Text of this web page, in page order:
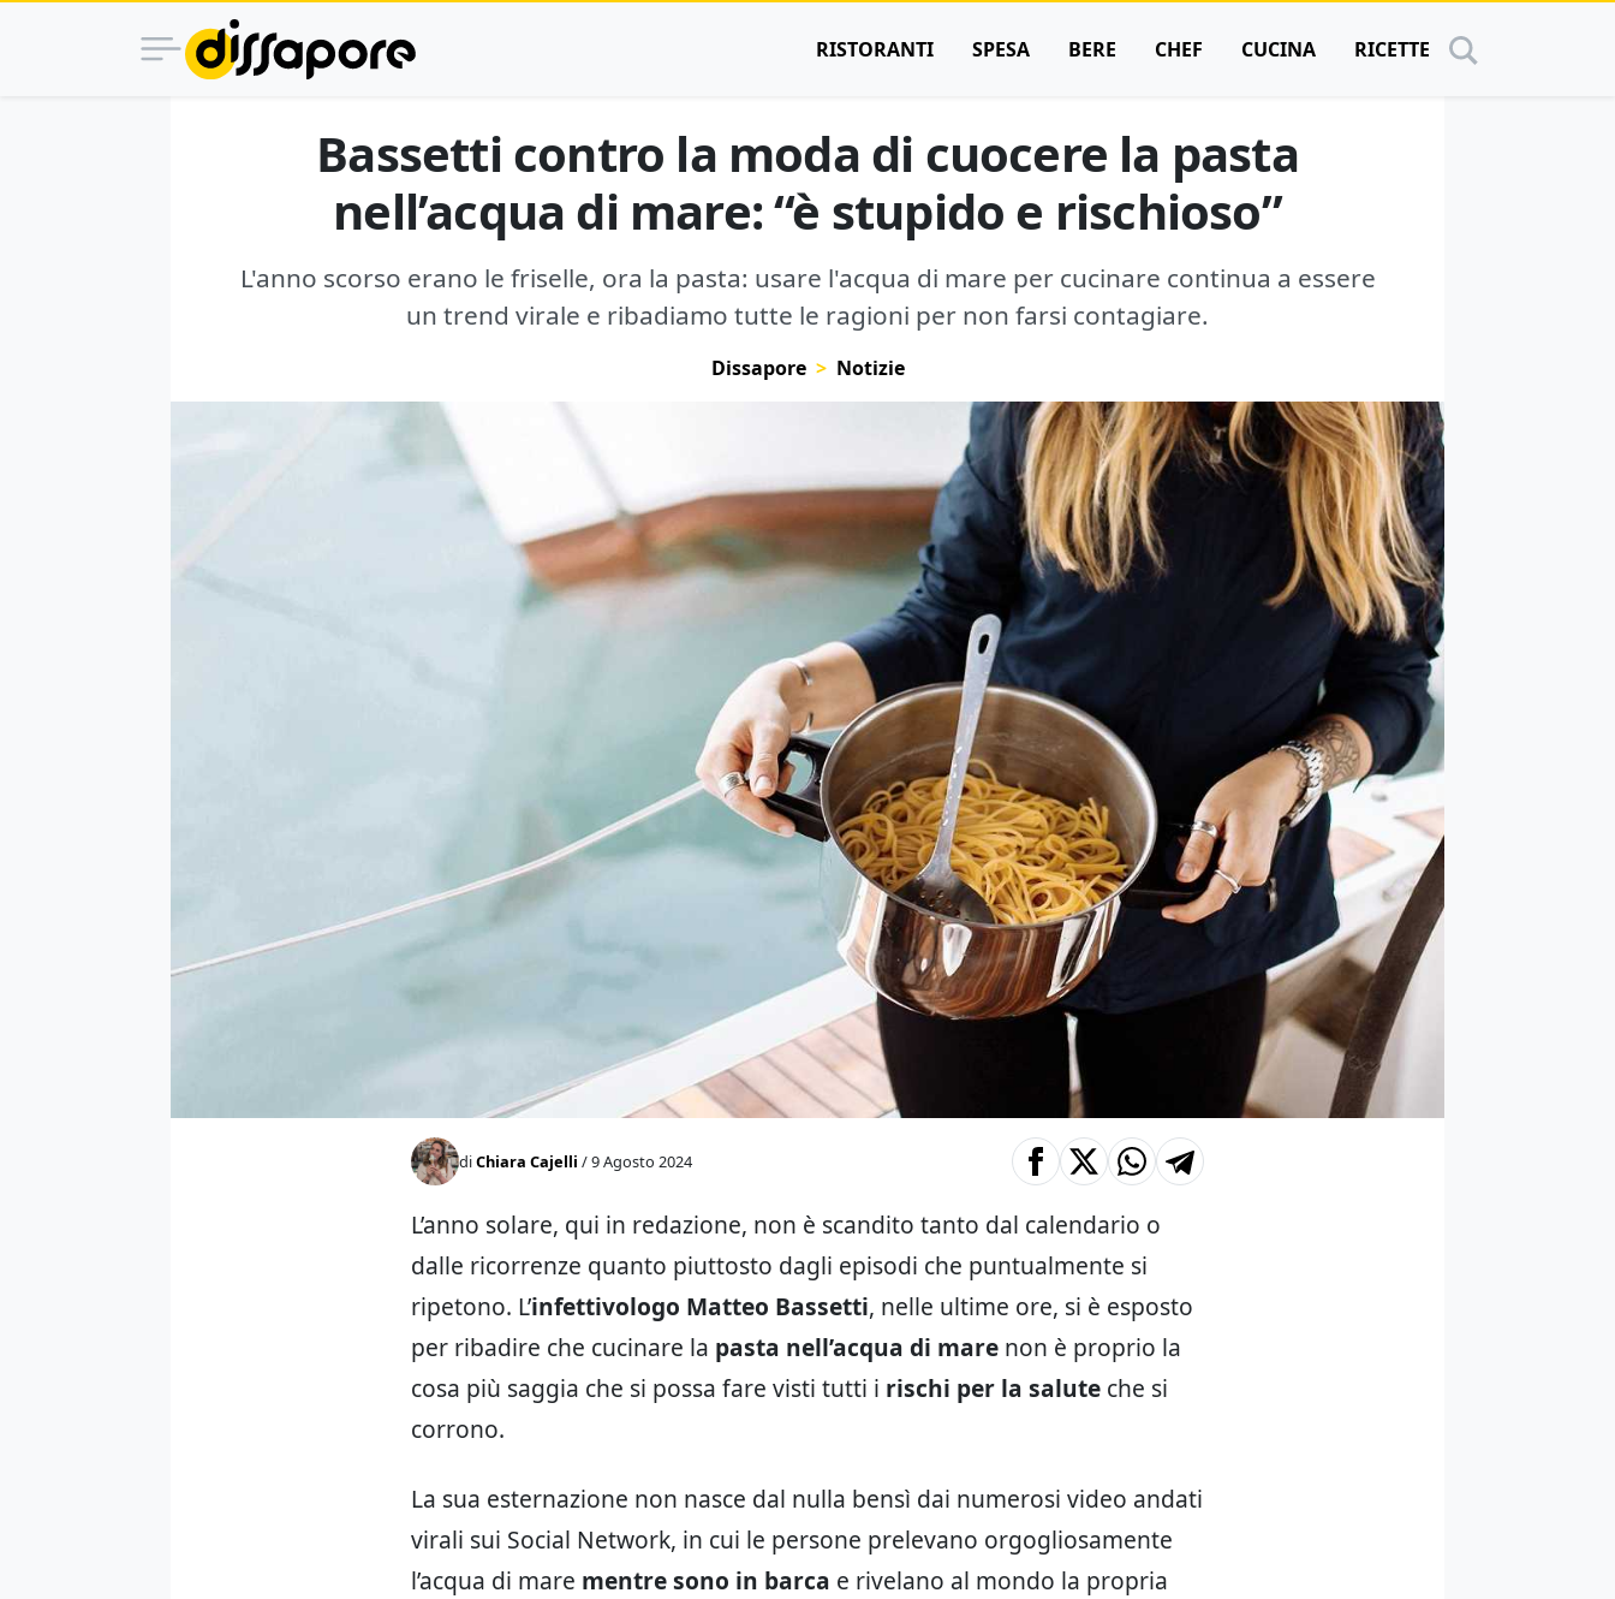
RISTORANTI SPESA BERE CHEF CUCINA RICETTE
Bassetti contro la moda di cuocere la pasta
nell’acqua di mare: “è stupido e rischioso”
L'anno scorso erano le friselle, ora la pasta: usare l'acqua di mare per cucinare continua a essere
un trend virale e ribadiamo tutte le ragioni per non farsi contagiare.
Dissapore Notizie
diChiara Cajelli / 9 Agosto 2024
L’anno solare, qui in redazione, non è scandito tanto dal calendario o
dalle ricorrenze quanto piuttosto dagli episodi che puntualmente si
ripetono. L’infettivologo Matteo Bassetti, nelle ultime ore, si è esposto
per ribadire che cucinare la pasta nell’acqua di mare non è proprio la
cosa più saggia che si possa fare visti tutti i rischi per la salute che si
corrono.
La sua esternazione non nasce dal nulla bensì dai numerosi video andati
virali sui Social Network, in cui le persone prelevano orgogliosamente
l’acqua di mare mentre sono in barca e rivelano al mondo la propria